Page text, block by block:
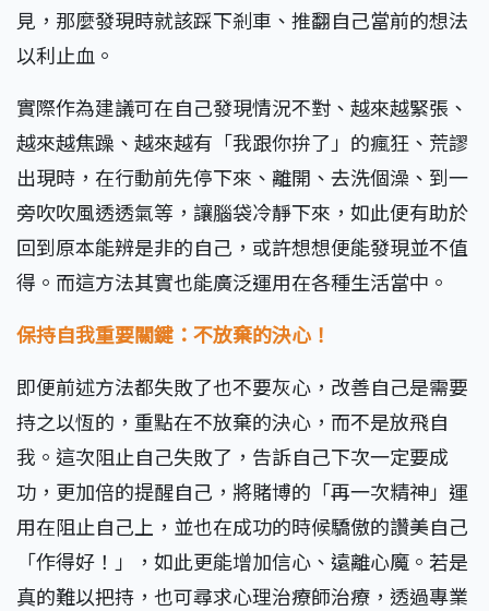
見，那麼發現時就該踩下剎車、推翻自己當前的想法
以利止血。
實際作為建議可在自己發現情況不對、越來越緊張、
越來越焦躁、越來越有「我跟你拚了」的瘋狂、荒謬
出現時，在行動前先停下來、離開、去洗個澡、到一
旁吹吹風透透氣等，讓腦袋冷靜下來，如此便有助於
回到原本能辨是非的自己，或許想想便能發現並不值
得。而這方法其實也能廣泛運用在各種生活當中。
保持自我重要關鍵：不放棄的決心！
即便前述方法都失敗了也不要灰心，改善自己是需要
持之以恆的，重點在不放棄的決心，而不是放飛自
我。這次阻止自己失敗了，告訴自己下次一定要成
功，更加倍的提醒自己，將賭博的「再一次精神」運
用在阻止自己上，並也在成功的時候驕傲的讚美自己
「作得好！」，如此更能增加信心、遠離心魔。若是
真的難以把持，也可尋求心理治療師治療，透過專業